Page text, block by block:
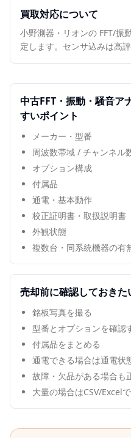
買取対応について
小野測器・リオンの FFT/振
定します。センサ込みは高評
中古FFT・振動・騒音ア
すいポイント
メーカー・型番
周波数帯域 / チャンネル
オプション構成
付属品
通電・基本動作
校正証明書・取扱説明書
外観状態
複数台・同系統機器の有
売却前に確認しておきた
銘板写真を撮る
型番とオプションを確認
付属品をまとめる
通電できる場合は通電状
故障・欠品がある場合も
大量の場合はCSV/Excel